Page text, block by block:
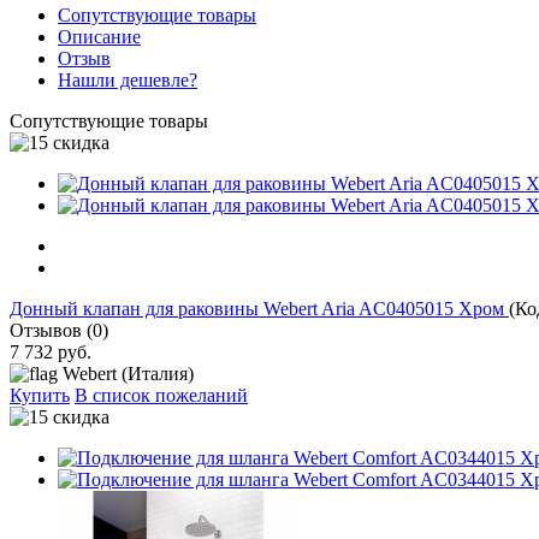
Сопутствующие товары
Описание
Отзыв
Нашли дешевле?
Сопутствующие товары
Донный клапан для раковины Webert Aria AC0405015 Хром
Отзывов (0)
7 732 руб.
Webert (Италия)
Купить В список пожеланий